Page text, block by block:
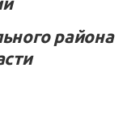
района